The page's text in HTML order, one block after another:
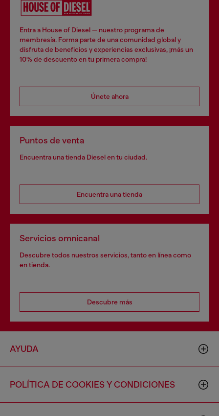
Entra a House of Diesel — nuestro programa de
membresía. Forma parte de una comunidad global y
disfruta de beneficios y experiencias exclusivas, ¡más un
10% de descuento en tu primera compra!
Únete ahora
Puntos de venta
Encuentra una tienda Diesel en tu ciudad.
Encuentra una tienda
Servicios omnicanal
Descubre todos nuestros servicios, tanto en línea como
en tienda.
Descubre más
AYUDA
POLÍTICA DE COOKIES Y CONDICIONES